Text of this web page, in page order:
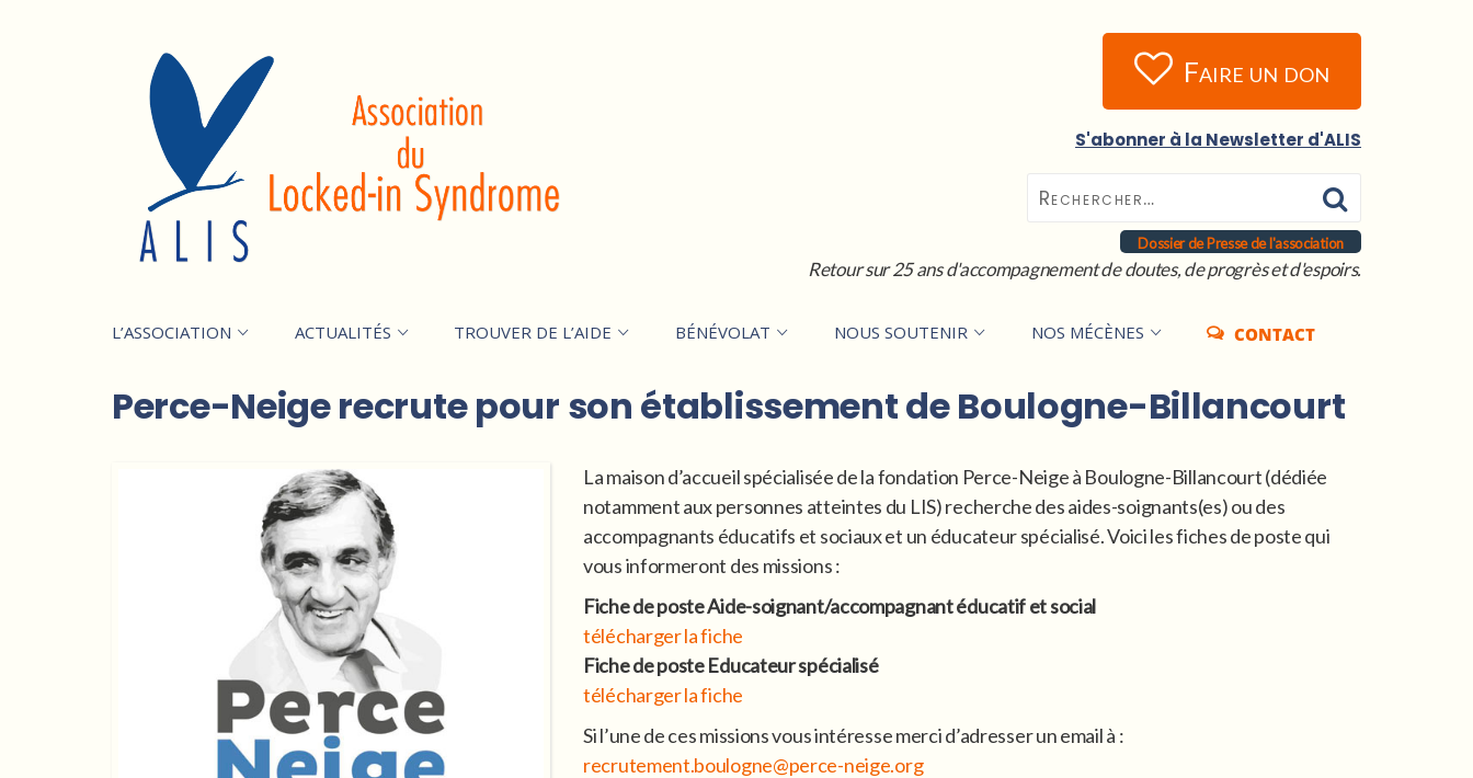
Faire un don
S'abonner à la Newsletter d'ALIS
Dossier de Presse de l'association
Retour sur 25 ans d'accompagnement de doutes, de progrès et d'espoirs.
L’ASSOCIATION ACTUALITÉS TROUVER DE L’AIDE BÉNÉVOLAT NOUS SOUTENIR NOS MÉCÈNES CONTACT
Perce-Neige recrute pour son établissement de Boulogne-Billancourt
La maison d’accueil spécialisée de la fondation Perce-Neige à Boulogne-Billancourt (dédiée
notamment aux personnes atteintes du LIS) recherche des aides-soignants(es) ou des
accompagnants éducatifs et sociaux et un éducateur spécialisé. Voici les fiches de poste qui
vous informeront des missions :
Fiche de poste Aide-soignant/accompagnant éducatif et social
télécharger la fiche
Fiche de poste Educateur spécialisé
télécharger la fiche
Si l’une de ces missions vous intéresse merci d’adresser un email à :
recrutement.boulogne@perce-neige.org